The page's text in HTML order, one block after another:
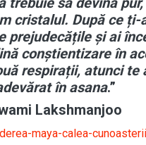
cristalul. După ce ți-
prejudecățile și ai
conștientizare în
respirații, atunci te
în asana.”
Lakshmanjoo
maya-calea-